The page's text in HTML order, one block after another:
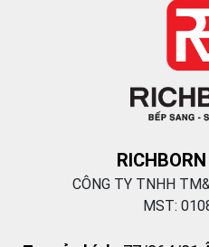
CÔNG TY TNHH
MST: